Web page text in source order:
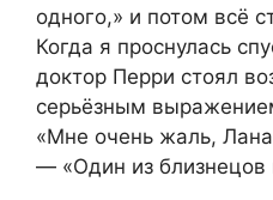
одного,» и потом всё
Когда я проснулась
доктор Перри стоял
серьёзным
«Мне очень жаль,
— «Один из